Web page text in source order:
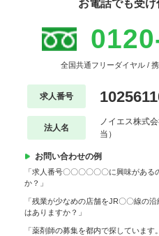
お電話でも受
全国共通フリーダイヤル /
求人番号
法人名
ノイエス株式
当）
お問い合わせの例
「求人番号〇〇〇〇〇〇に興味があ
か？」
「残業が少なめの店舗をJR〇〇線の
はありますか？」
「薬剤師の募集を都内で探していま